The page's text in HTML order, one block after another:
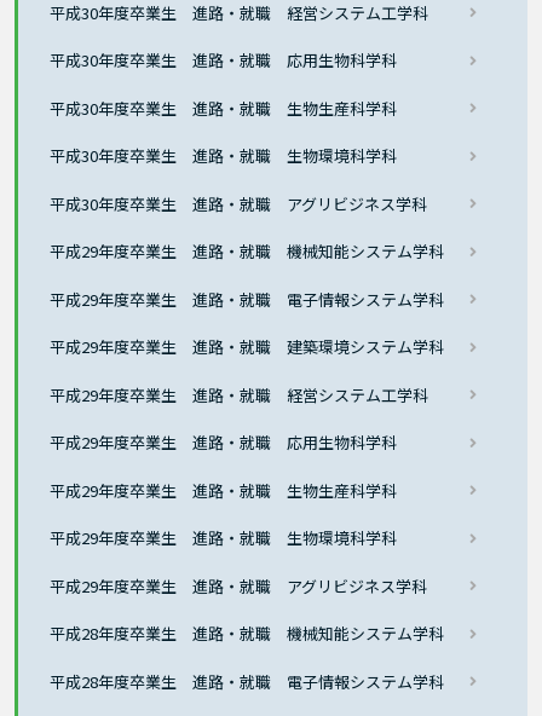
平成30年度卒業生 進路・就職 経営システム工学科
平成30年度卒業生 進路・就職 応用生物科学科
平成30年度卒業生 進路・就職 生物生産科学科
平成30年度卒業生 進路・就職 生物環境科学科
平成30年度卒業生 進路・就職 アグリビジネス学科
平成29年度卒業生 進路・就職 機械知能システム学科
平成29年度卒業生 進路・就職 電子情報システム学科
平成29年度卒業生 進路・就職 建築環境システム学科
平成29年度卒業生 進路・就職 経営システム工学科
平成29年度卒業生 進路・就職 応用生物科学科
平成29年度卒業生 進路・就職 生物生産科学科
平成29年度卒業生 進路・就職 生物環境科学科
平成29年度卒業生 進路・就職 アグリビジネス学科
平成28年度卒業生 進路・就職 機械知能システム学科
平成28年度卒業生 進路・就職 電子情報システム学科